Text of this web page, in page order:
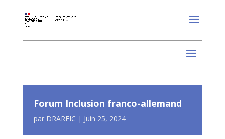
Forum Inclusion franco-allemand
par DRAREIC | Juin 25, 2024